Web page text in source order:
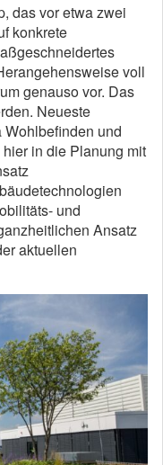
das vor etwa zwei
konkrete
voll
genauso vor. Das
Neueste
und
in die Planung mit
und
Ansatz
aktuellen